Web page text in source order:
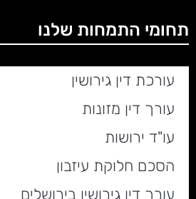
תחומי התמחות שלנו
עורכת דין גירושין
עורך דין מזונות
עו"ד ירושות
הסכם חלוקת עיזבון
עורך דין גירושין בירושלים